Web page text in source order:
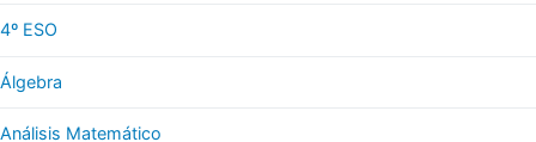
4º ESO
Álgebra
Análisis Matemático